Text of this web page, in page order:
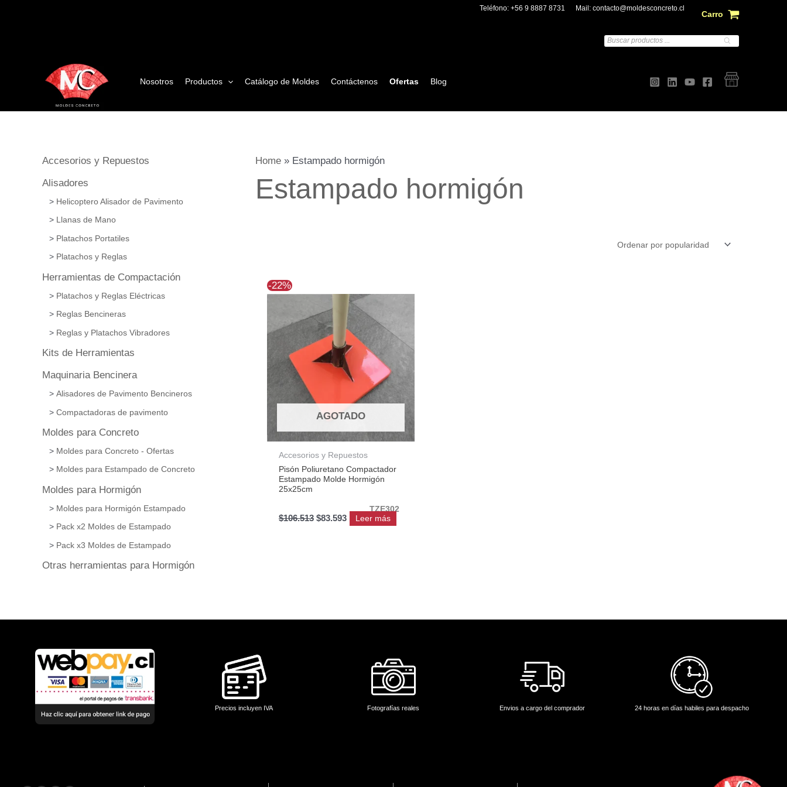
Teléfono:+56 9 8887 8731 Mail:contacto@moldesconcreto.cl
Carro
Búsqueda
de
Nosotros Productos Catálogo de Moldes Contáctenos Ofertas Blog
Accesorios y Repuestos
Alisadores
Helicoptero Alisador de Pavimento
Llanas de Mano
Platachos Portatiles
Platachos y Reglas
Herramientas de Compactación
Platachos y Reglas Eléctricas
Reglas Bencineras
Reglas y Platachos Vibradores
Kits de Herramientas
Maquinaria Bencinera
Alisadores de Pavimento Bencineros
Compactadoras de pavimento
Moldes para Concreto
Moldes para Concreto - Ofertas
Moldes para Estampado de Concreto
Moldes para Hormigón
Moldes para Hormigón Estampado
Pack x2 Moldes de Estampado
Pack x3 Moldes de Estampado
Otras herramientas para Hormigón
Home» Estampado hormigón
Estampado hormigón
-22%
AGOTADO
Accesorios y Repuestos
Pisón Poliuretano Compactador
Estampado Molde Hormigón
25x25cm
TZE302
$106.513
precio
era:
$106.513.
$83.593
precio
actual
es:
$83.593.
Leer más
Precios incluyen IVA Fotografías reales Envios a cargo del comprador 24 horas en días habiles para despacho